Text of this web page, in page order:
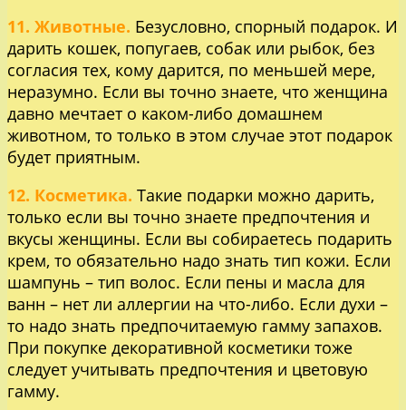
11. Животные. Безусловно, спорный подарок. И
дарить кошек, попугаев, собак или рыбок, без
согласия тех, кому дарится, по меньшей мере,
неразумно. Если вы точно знаете, что женщина
давно мечтает о каком-либо домашнем
животном, то только в этом случае этот подарок
будет приятным.
12. Косметика. Такие подарки можно дарить,
только если вы точно знаете предпочтения и
вкусы женщины. Если вы собираетесь подарить
крем, то обязательно надо знать тип кожи. Если
шампунь – тип волос. Если пены и масла для
ванн – нет ли аллергии на что-либо. Если духи –
то надо знать предпочитаемую гамму запахов.
При покупке декоративной косметики тоже
следует учитывать предпочтения и цветовую
гамму.